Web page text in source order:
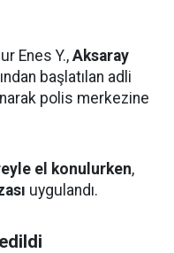
Enes Y., Aksaray
başlatılan adli
polis merkezine
el konulurken,
uygulandı.